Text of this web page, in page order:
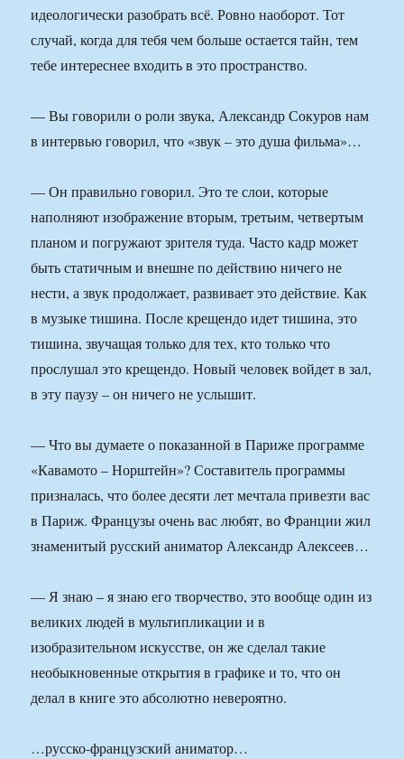
идеологически разобрать всё. Ровно наоборот. Тот
случай, когда для тебя чем больше остается тайн, тем
тебе интереснее входить в это пространство.
— Вы говорили о роли звука, Александр Сокуров нам
в интервью говорил, что «звук – это душа фильма»…
— Он правильно говорил. Это те слои, которые
наполняют изображение вторым, третьим, четвертым
планом и погружают зрителя туда. Часто кадр может
быть статичным и внешне по действию ничего не
нести, а звук продолжает, развивает это действие. Как
в музыке тишина. После крещендо идет тишина, это
тишина, звучащая только для тех, кто только что
прослушал это крещендо. Новый человек войдет в зал,
в эту паузу – он ничего не услышит.
— Что вы думаете о показанной в Париже программе
«Кавамото – Норштейн»? Составитель программы
призналась, что более десяти лет мечтала привезти вас
в Париж. Французы очень вас любят, во Франции жил
знаменитый русский аниматор Александр Алексеев…
— Я знаю – я знаю его творчество, это вообще один из
великих людей в мультипликации и в
изобразительном искусстве, он же сделал такие
необыкновенные открытия в графике и то, что он
делал в книге это абсолютно невероятно.
…русско-французский аниматор…